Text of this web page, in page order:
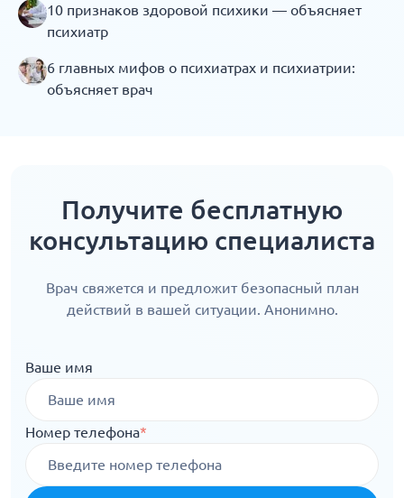
10 признаков здоровой психики — объясняет
психиатр
6 главных мифов о психиатрах и психиатрии:
объясняет врач
Получите бесплатную
консультацию специалиста
Врач свяжется и предложит безопасный план
действий в вашей ситуации. Анонимно.
Ваше имя
Номер телефона*